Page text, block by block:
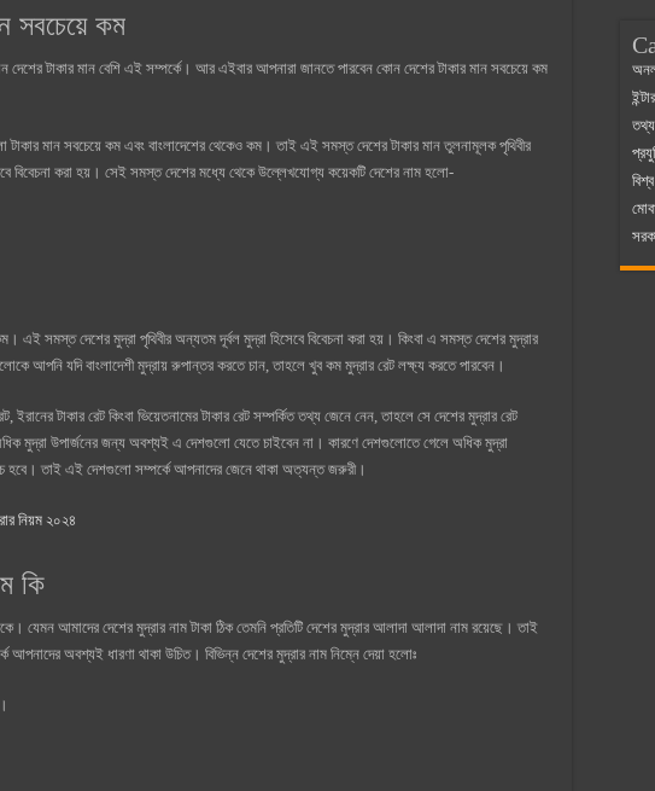
সবচেয়ে কম
টাকার মান বেশি এই সম্পর্কে। আর এইবার আপনারা জানতে পারবেন কোন দেশের টাকার মান সবচেয়ে কম
মান সবচেয়ে কম এবং বাংলাদেশের থেকেও কম। তাই এই সমস্ত দেশের টাকার মান তুলনামূলক পৃথিবীর
বিবেচনা করা হয়। সেই সমস্ত দেশের মধ্যে থেকে উল্লেখযোগ্য কয়েকটি দেশের নাম হলো-
এই সমস্ত দেশের মুদ্রা পৃথিবীর অন্যতম দূর্বল মুদ্রা হিসেবে বিবেচনা করা হয়। কিংবা এ সমস্ত দেশের মুদ্রার
আপনি যদি বাংলাদেশী মুদ্রায় রুপান্তর করতে চান, তাহলে খুব কম মুদ্রার রেট লক্ষ্য করতে পারবেন।
ইরানের টাকার রেট কিংবা ভিয়েতনামের টাকার রেট সম্পর্কিত তথ্য জেনে নেন, তাহলে সে দেশের মুদ্রার রেট
মুদ্রা উপার্জনের জন্য অবশ্যই এ দেশগুলো যেতে চাইবেন না। কারণে দেশগুলোতে গেলে অধিক মুদ্রা
হবে। তাই এই দেশগুলো সম্পর্কে আপনাদের জেনে থাকা অত্যন্ত জরুরী।
নিয়ম ২০২৪
কি
যেমন আমাদের দেশের মুদ্রার নাম টাকা ঠিক তেমনি প্রতিটি দেশের মুদ্রার আলাদা আলাদা নাম রয়েছে। তাই
অবশ্যই ধারণা থাকা উচিত। বিভিন্ন দেশের মুদ্রার নাম নিম্নে দেয়া হলোঃ
তথ্য
বিশ্ব